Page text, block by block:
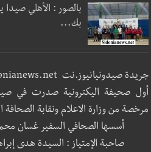
بالصور : الأهلي
بك...
جريدة صيدونيانيوز.نت www.sidonianews.net
مرخصة من وزارة الاعلام ونقابة الصحافة
أسسها الصحافي السفير غسان محمود
صاحبة الإمتياز : السيدة هدى